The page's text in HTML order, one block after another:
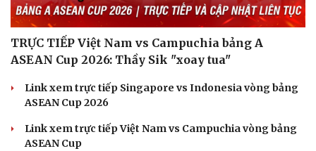
TRỰC TIẾP Việt Nam vs Campuchia bảng A
ASEAN Cup 2026: Thầy Sik "xoay tua"
Link xem trực tiếp Singapore vs Indonesia vòng bảng
ASEAN Cup 2026
Link xem trực tiếp Việt Nam vs Campuchia vòng bảng
ASEAN Cup